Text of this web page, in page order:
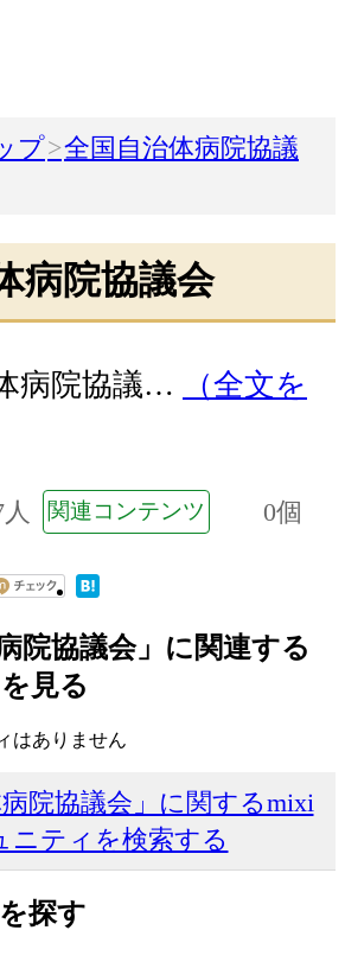
プ
全国自治体病院協議
病院協議会
病院協議…
（全文を
関連コンテンツ 0個
院協議会」に関連する
見る
はありません
病院協議会」に関するmixi
ニティを検索する
探す